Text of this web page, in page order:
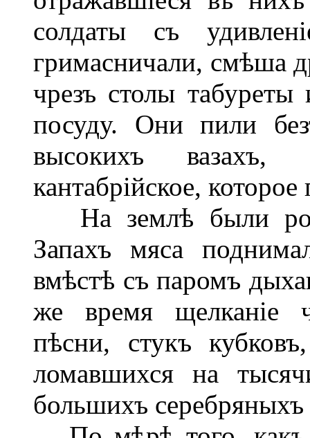
солдаты съ
гримасничали, смѣша
чрезъ столы
посуду. Они пили
высокихъ вазахъ,
кантабрійское,
На землѣ были
Запахъ мяса
вмѣстѣ съ паромъ
же время щелканіе
пѣсни, стукъ
ломавшихся на
большихъ